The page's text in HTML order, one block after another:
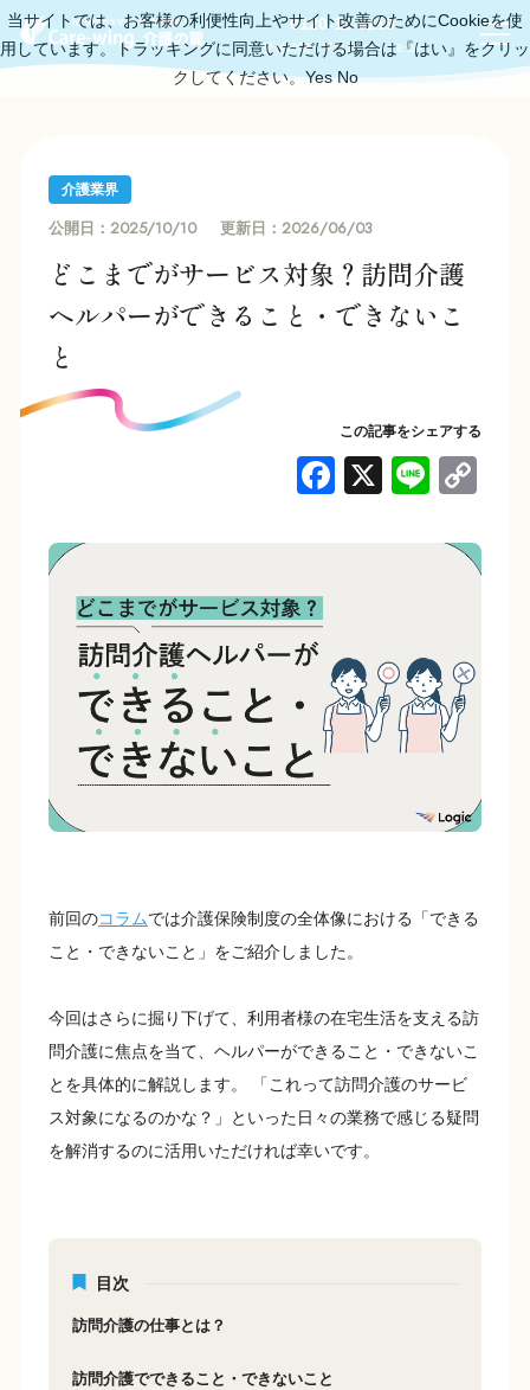
0120-11-6219
受付時間：平日10:00～18:00
介護業界
公開日： 2025/10/10 更新日： 2026/06/03
どこまでがサービス対象？訪問介護
ヘルパーができること・できないこ
と
この記事をシェアする
F
o
o
k
X Li
e
前回のコラムでは介護保険制度の全体像における「できる
こと・できないこと」をご紹介しました。
今回はさらに掘り下げて、利用者様の在宅生活を支える訪
問介護に焦点を当て、ヘルパーができること・できないこ
とを具体的に解説します。 「これって訪問介護のサービ
ス対象になるのかな？」といった日々の業務で感じる疑問
を解消するのに活用いただければ幸いです。
目次
訪問介護の仕事とは？
訪問介護でできること・できないこと
当サイトでは、お客様の利便性向上やサイト改善のためにCookieを使
用しています。トラッキングに同意いただける場合は『はい』をクリッ
クしてください。Yes No